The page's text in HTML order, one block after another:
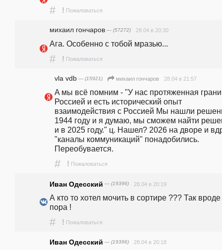
# ! Пожаловаться
михаил гончаров — (57272) 28.04 в 20:30
Ага. Особенно с тобой мразью...
# ! Пожаловаться
vla vdb — (15921) михаил гончаров 28.04 в 21:57
A мы всё помним - "У нас протяженная
Россией и есть исторический опыт
взаимодействия с Россией Мы нашли
1944 году и я думаю, мы сможем найти
и в 2025 году." ц. Нашел? 2026 на дворе и
"каналы коммуникаций" понадобились.
Переобувается.
# ! Пожаловаться
Иван Одесский — (19396) 28.04 в 20:19
А кто то хотел мочить в сортире ??? Так
пора !
# ! Пожаловаться
Иван Одесский — (19396) 28.04 в 20:18